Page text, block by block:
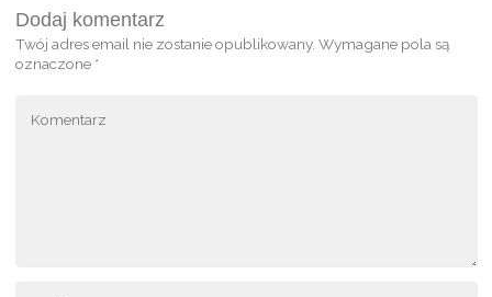
Dodaj komentarz
Twój adres email nie zostanie opublikowany. Wymagane pola są
oznaczone *